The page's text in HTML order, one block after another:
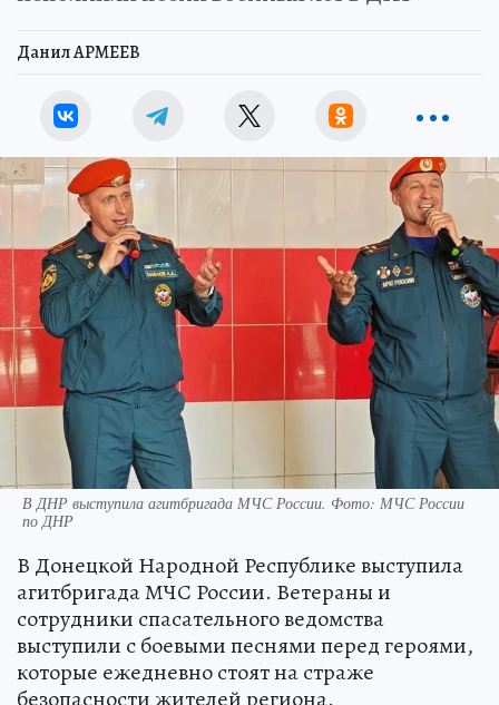
Данил АРМЕЕВ
В ДНР выступила агитбригада МЧС России. Фото: МЧС России
по ДНР
В Донецкой Народной Республике выступила
агитбригада МЧС России. Ветераны и
сотрудники спасательного ведомства
выступили с боевыми песнями перед героями,
которые ежедневно стоят на страже